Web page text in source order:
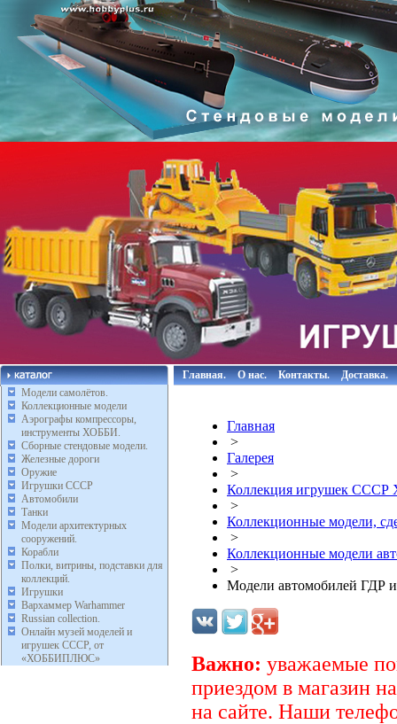
Модели самолётов.
Коллекционные модели
Аэрографы компрессоры,
инструменты ХОББИ.
Сборные стендовые модели.
Железные дороги
Оружие
Игрушки СССР
Автомобили
Танки
Модели архитектурных
сооружений.
Корабли
Полки, витрины, подставки для
коллекций.
Игрушки
Вархаммер Warhammer
Russian collection.
Онлайн музей моделей и
игрушек СССР, от
«ХОББИПЛЮС»
Главная. О нас. Контакты. Доставка.
Главная
>
Галерея
>
Коллекция игрушек
>
Коллекционные модели,
>
Коллекционные модели
>
Модели автомобилей ГДР
Важно: уважаемые
приездом в магазин
на сайте. Наши